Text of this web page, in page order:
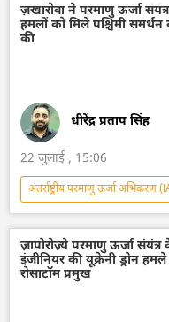
विदेश मंत्रालय
अमेरिका
संयुक्त राष्ट्र
ज़खारोवा ने परमाणु ऊर्जा
हमलों को मिले पश्चिमी
की
धीरेंद्र प्रताप सिंह
22 जुलाई , 15:06
अंतर्राष्ट्रीय परमाणु ऊर्जा अभिकरण
रूस
रूस का विकास
यूक्रेन सशस्त्र बल
यूक्रेन
परमाणु ऊर्जा
रोसाटॉम
ज़ापोरोज़्ये परमाणु ऊर्जा
इंजीनियर की यूक्रेनी ड्रोन
रोसाटॉम प्रमुख